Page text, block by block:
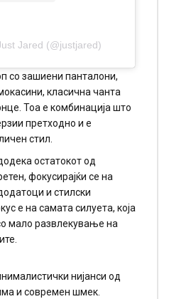
Jared (@justjared)
со зашиени панталони,
класична чанта
Тоа е комбинација што
претходно и е
стил.
остатокот од
фокусирајќи се на
и стилски
е на самата силуета, која
мало развлекување на
нијанси од
и современ шмек.